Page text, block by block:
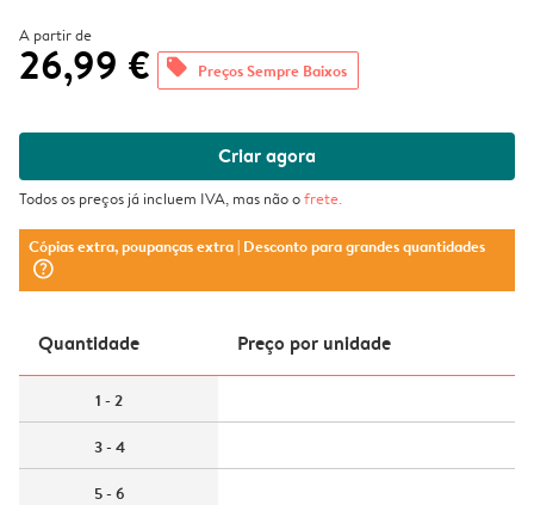
A partir de
26,99 € offers Preços Sempre Baixos
Criar agora
Todos os preços já incluem IVA, mas não ofrete.
Cópias extra, poupanças extra| Desconto para grandes quantidades
question_mark_circle
Quantidade Preço por unidade
1 - 2
3 - 4
5 - 6